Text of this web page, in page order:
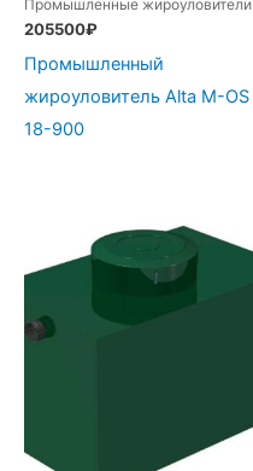
Промышленные жироуловители
205500₽
Промышленный
жироуловитель Alta М-OS
18-900